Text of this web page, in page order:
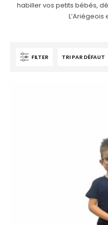
habiller vos petits bébés,
L’Ariégeois
FILTER